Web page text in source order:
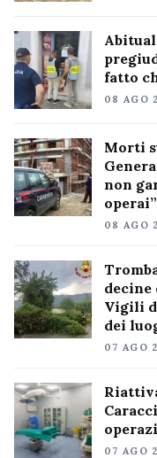
fatto
08 AGO
Morti
non
operai”
08 AGO
decine
Vigili
dei
07 AGO
07 AGO